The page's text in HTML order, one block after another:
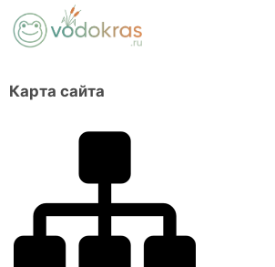
Карта сайта